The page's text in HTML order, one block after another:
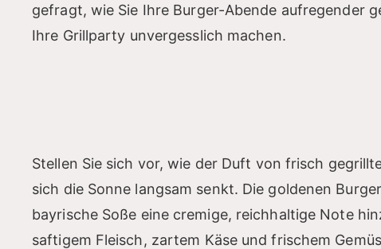
gefragt, wie Sie Ihre Burger-Abende aufregender
Ihre Grillparty unvergesslich machen.
Stellen Sie sich vor, wie der Duft von frisch
sich die Sonne langsam senkt. Die goldenen
bayrische Soße eine cremige, reichhaltige Note
saftigem Fleisch, zartem Käse und frischem